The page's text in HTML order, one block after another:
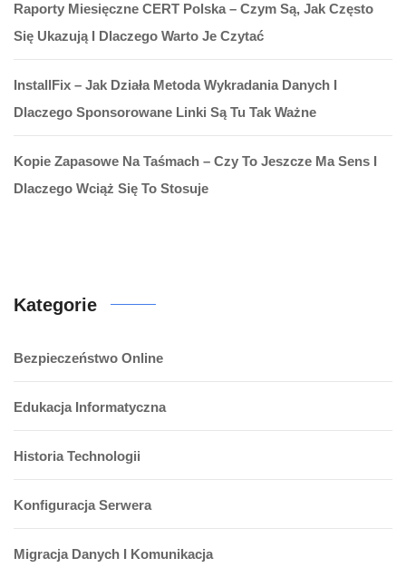
Raporty Miesięczne CERT Polska – Czym Są, Jak Często
Się Ukazują I Dlaczego Warto Je Czytać
InstallFix – Jak Działa Metoda Wykradania Danych I
Dlaczego Sponsorowane Linki Są Tu Tak Ważne
Kopie Zapasowe Na Taśmach – Czy To Jeszcze Ma Sens I
Dlaczego Wciąż Się To Stosuje
Kategorie
Bezpieczeństwo Online
Edukacja Informatyczna
Historia Technologii
Konfiguracja Serwera
Migracja Danych I Komunikacja